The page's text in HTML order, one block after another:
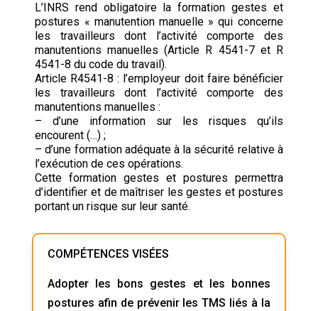
L’INRS rend obligatoire la formation gestes et
postures « manutention manuelle » qui concerne
les travailleurs dont l’activité comporte des
manutentions manuelles (Article R 4541-7 et R
4541-8 du code du travail).
Article R4541-8 : l’employeur doit faire bénéficier
les travailleurs dont l’activité comporte des
manutentions manuelles :
– d’une information sur les risques qu’ils
encourent (…) ;
– d’une formation adéquate à la sécurité relative à
l’exécution de ces opérations.
Cette formation gestes et postures permettra
d’identifier et de maîtriser les gestes et postures
portant un risque sur leur santé.
COMPÉTENCES VISÉES
Adopter les bons gestes et les bonnes
postures afin de prévenir les TMS liés à la